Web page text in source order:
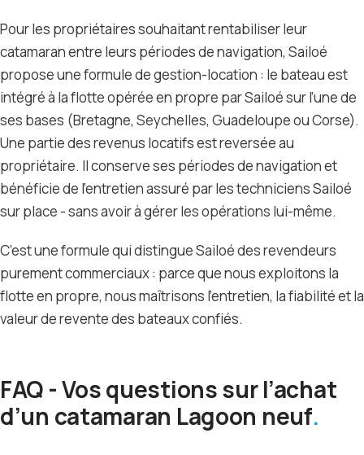
Pour les propriétaires souhaitant rentabiliser leur
catamaran entre leurs périodes de navigation, Sailoé
propose une formule de gestion-location : le bateau est
intégré à la flotte opérée en propre par Sailoé sur l’une de
ses bases (Bretagne, Seychelles, Guadeloupe ou Corse).
Une partie des revenus locatifs est reversée au
propriétaire. Il conserve ses périodes de navigation et
bénéficie de l’entretien assuré par les techniciens Sailoé
sur place - sans avoir à gérer les opérations lui-même.
C’est une formule qui distingue Sailoé des revendeurs
purement commerciaux : parce que nous exploitons la
flotte en propre, nous maîtrisons l’entretien, la fiabilité et la
valeur de revente des bateaux confiés.
FAQ - Vos questions sur l’achat
d’un catamaran Lagoon neuf